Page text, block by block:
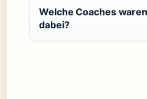
Welche Coaches
dabei?